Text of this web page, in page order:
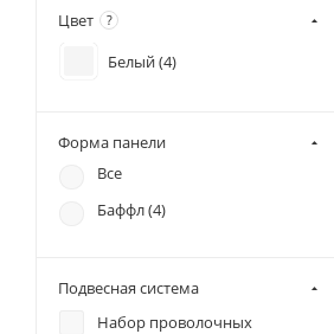
Цвет ?
Белый (4)
Форма панели
Все
Баффл (4)
Подвесная система
Набор проволочных